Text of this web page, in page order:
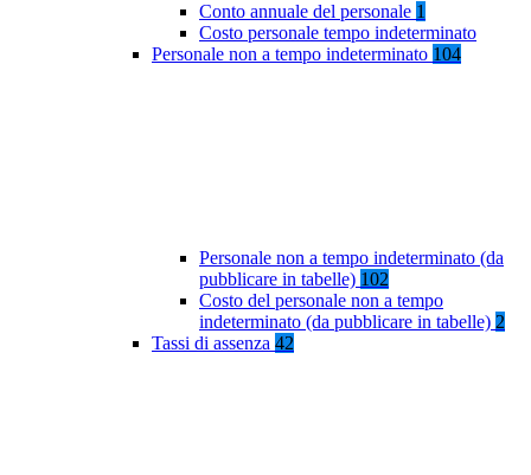
Conto annuale del personale 1
Costo personale tempo indeterminato
Personale non a tempo indeterminato 104
Personale non a tempo indeterminato (da
pubblicare in tabelle) 102
Costo del personale non a tempo
indeterminato (da pubblicare in tabelle) 2
Tassi di assenza 42